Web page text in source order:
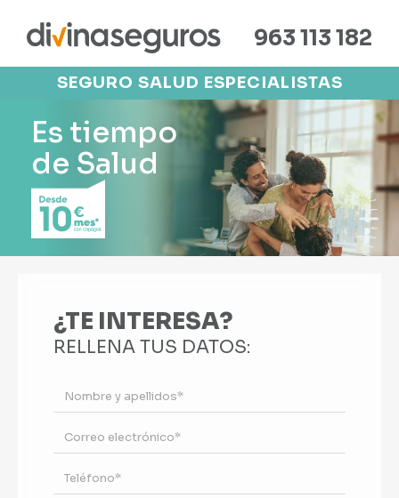
963 113 182
SEGURO SALUD ESPECIALISTAS
Es tiempo
de Salud
¿TE INTERESA?
RELLENA TUS DATOS: